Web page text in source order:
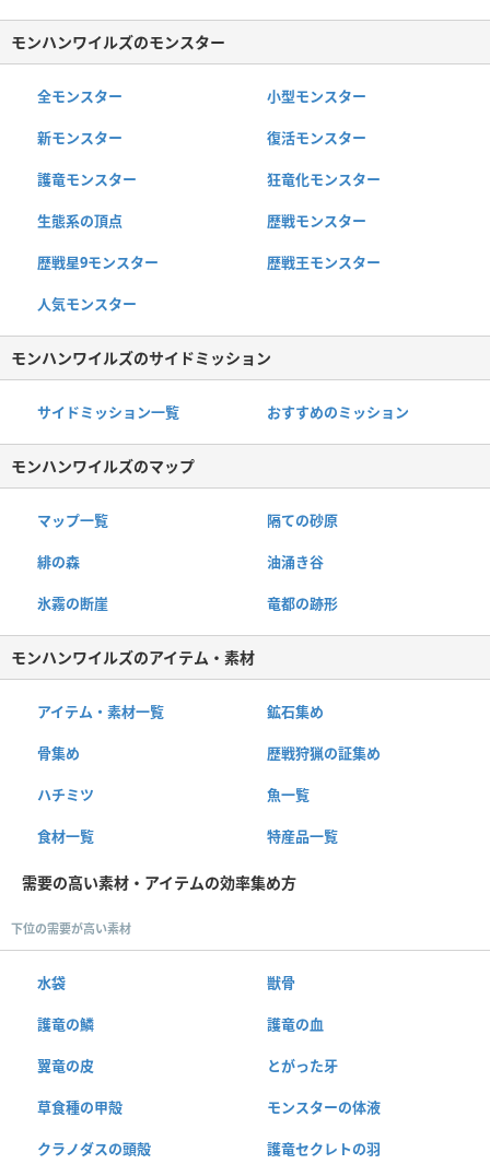
モンハンワイルズのモンスター
全モンスター 小型モンスター
新モンスター 復活モンスター
護竜モンスター 狂竜化モンスター
生態系の頂点 歴戦モンスター
歴戦星9モンスター 歴戦王モンスター
人気モンスター
モンハンワイルズのサイドミッション
サイドミッション一覧 おすすめのミッション
モンハンワイルズのマップ
マップ一覧 隔ての砂原
緋の森 油涌き谷
氷霧の断崖 竜都の跡形
モンハンワイルズのアイテム・素材
アイテム・素材一覧 鉱石集め
骨集め 歴戦狩猟の証集め
ハチミツ 魚一覧
食材一覧 特産品一覧
需要の高い素材・アイテムの効率集め方
下位の需要が高い素材
水袋 獣骨
護竜の鱗 護竜の血
翼竜の皮 とがった牙
草食種の甲殻 モンスターの体液
クラノダスの頭殻 護竜セクレトの羽